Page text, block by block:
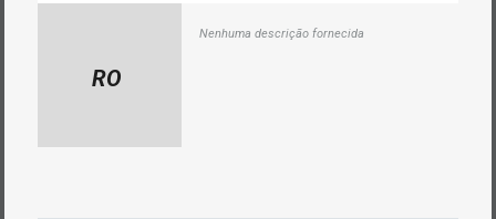
RO
Nenhuma descrição fornecida